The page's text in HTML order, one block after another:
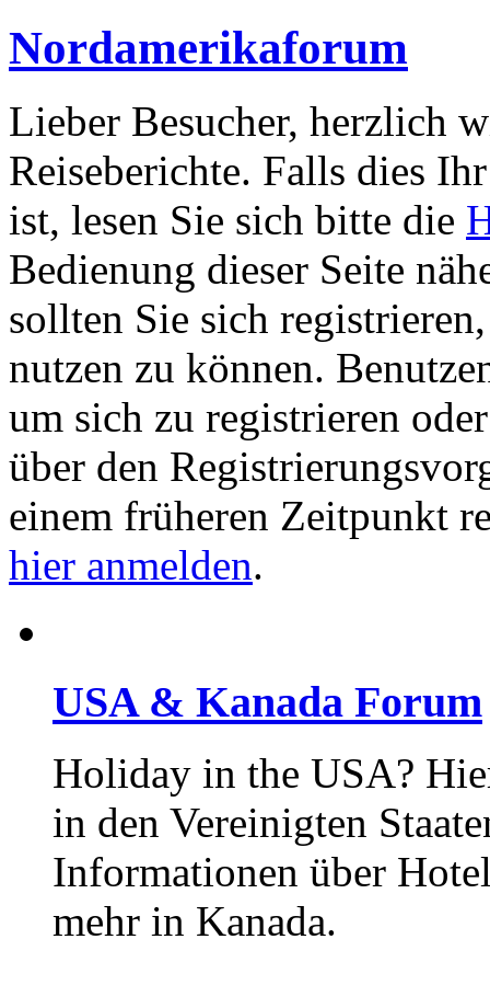
Nordamerikaforum
Lieber Besucher, herzlich
Reiseberichte. Falls dies
ist, lesen Sie sich bitte die
Bedienung dieser Seite
sollten Sie sich
nutzen zu können.
um sich zu registrieren
über den
einem früheren Zeitpunkt
hier anmelden.
USA & Kanada Forum
Holiday in the USA?
in den Vereinigten
Informationen über
mehr in Kanada.